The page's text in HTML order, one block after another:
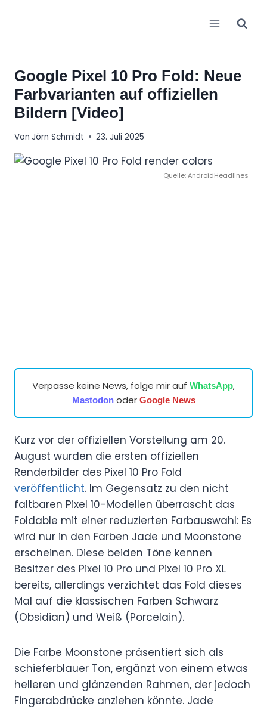
Google Pixel 10 Pro Fold: Neue
Farbvarianten auf offiziellen
Bildern [Video]
Von Jörn Schmidt 23. Juli 2025
Quelle: AndroidHeadlines
Verpasse keine News, folge mir auf WhatsApp,
Mastodonoder Google News
Kurz vor der offiziellen Vorstellung am 20.
August wurden die ersten offiziellen
Renderbilder des Pixel 10 Pro Fold
veröffentlicht. Im Gegensatz zu den nicht
faltbaren Pixel 10-Modellen überrascht das
Foldable mit einer reduzierten Farbauswahl: Es
wird nur in den Farben Jade und Moonstone
erscheinen. Diese beiden Töne kennen
Besitzer des Pixel 10 Pro und Pixel 10 Pro XL
bereits, allerdings verzichtet das Fold dieses
Mal auf die klassischen Farben Schwarz
(Obsidian) und Weiß (Porcelain).
Die Farbe Moonstone präsentiert sich als
schieferblauer Ton, ergänzt von einem etwas
helleren und glänzenden Rahmen, der jedoch
Fingerabdrücke anziehen könnte. Jade